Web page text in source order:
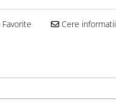
Cere informatii